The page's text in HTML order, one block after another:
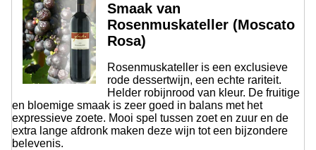
Smaak van
Rosenmuskateller (Moscato
Rosa)
Rosenmuskateller is een exclusieve
rode dessertwijn, een echte rariteit.
Helder robijnrood van kleur. De fruitige
en bloemige smaak is zeer goed in balans met het
expressieve zoete. Mooi spel tussen zoet en zuur en de
extra lange afdronk maken deze wijn tot een bijzondere
belevenis.